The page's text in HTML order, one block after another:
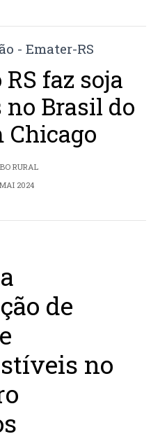
faz soja
Brasil do
Chicago
RURAL
2024
de
no